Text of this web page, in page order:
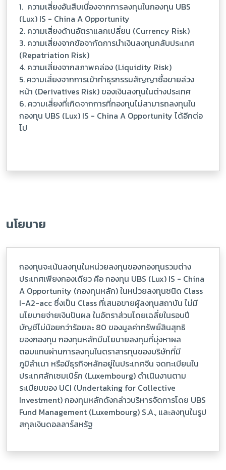
1. ความเสี่ยงอันสืบเนื่องจากการลงทุนในกองทุน UBS
(Lux) IS - China A Opportunity
2. ความเสี่ยงด้านอัตราแลกเปลี่ยน (Currency Risk)
3. ความเสี่ยงจากข้อจากัดการนำเงินลงทุนกลับประเทศ
(Repatriation Risk)
4. ความเสี่ยงจากสภาพคล่อง (Liquidity Risk)
5. ความเสี่ยงจากการเข้าทำธุรกรรมสัญญาซื้อขายล่วง
หน้า (Derivatives Risk) ของเงินลงทุนในต่างประเทศ
6. ความเสี่ยงที่เกิดจากการที่กองทุนไม่สามารถลงทุนใน
กองทุน UBS (Lux) IS - China A Opportunity ได้อีกต่อ
ไป
นโยบาย
กองทุนจะเน้นลงทุนในหน่วยลงทุนของกองทุนรวมต่าง
ประเทศเพียงกองเดียว คือ กองทุน UBS (Lux) IS - China
A Opportunity (กองทุนหลัก) ในหน่วยลงทุนชนิด Class
I-A2-acc ซึ่งเป็น Class ที่เสนอขายผู้ลงทุนสถาบัน ไม่มี
นโยบายจ่ายเงินปันผล ในอัตราส่วนโดยเฉลี่ยในรอบปี
บัญชีไม่น้อยกว่าร้อยละ 80 ของมูลค่าทรัพย์สินสุทธิ
ของกองทุน กองทุนหลักมีนโยบายลงทุนที่มุ่งหาผล
ตอบแทนผ่านการลงทุนในตราสารทุนของบริษัทที่มี
ภูมิลำเนา หรือมีธุรกิจหลักอยู่ในประเทศจีน จดทะเบียนใน
ประเทศลักเซมเบิร์ก (Luxembourg) ดำเนินงานตาม
ระเบียบของ UCI (Undertaking for Collective
Investment) กองทุนหลักดังกล่าวบริหารจัดการโดย UBS
Fund Management (Luxembourg) S.A., และลงทุนในรูป
สกุลเงินดอลลาร์สหรัฐ